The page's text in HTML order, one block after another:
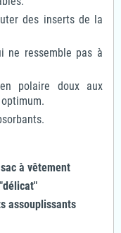
des inserts de la
ne ressemble pas à
polaire doux aux
à vêtement
assouplissants